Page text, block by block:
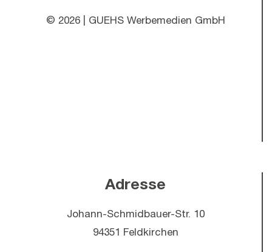
© 2026 | GUEHS Werbemedien GmbH
Adresse
Johann-Schmidbauer-Str. 10
94351 Feldkirchen